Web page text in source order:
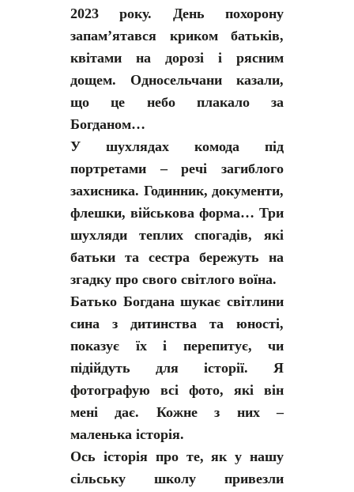
2023 року. День похорону
запам’ятався криком батьків,
квітами на дорозі і рясним
дощем. Односельчани казали,
що це небо плакало за
Богданом…
У шухлядах комода під
портретами – речі загиблого
захисника. Годинник, документи,
флешки, військова форма… Три
шухляди теплих спогадів, які
батьки та сестра бережуть на
згадку про свого світлого воїна.
Батько Богдана шукає світлини
сина з дитинства та юності,
показує їх і перепитує, чи
підійдуть для історії. Я
фотографую всі фото, які він
мені дає. Кожне з них –
маленька історія.
Ось історія про те, як у нашу
сільську школу привезли